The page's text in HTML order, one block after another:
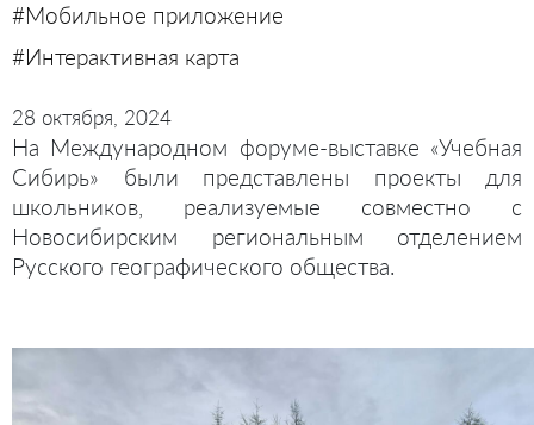
#Мобильное приложение
#Интерактивная карта
28 октября, 2024
На Международном форуме-выставке «Учебная
Сибирь» были представлены проекты для
школьников, реализуемые совместно с
Новосибирским региональным отделением
Русского географического общества.